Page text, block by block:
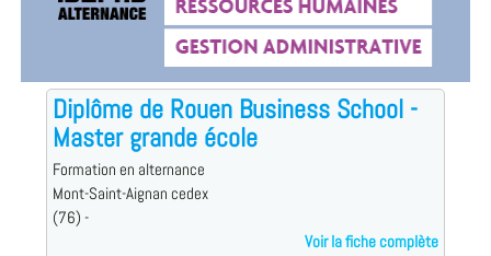
Diplôme de Rouen Business School -
Master grande école
Formation en alternance
Mont-Saint-Aignan cedex
(76) -
Voir la fiche complète